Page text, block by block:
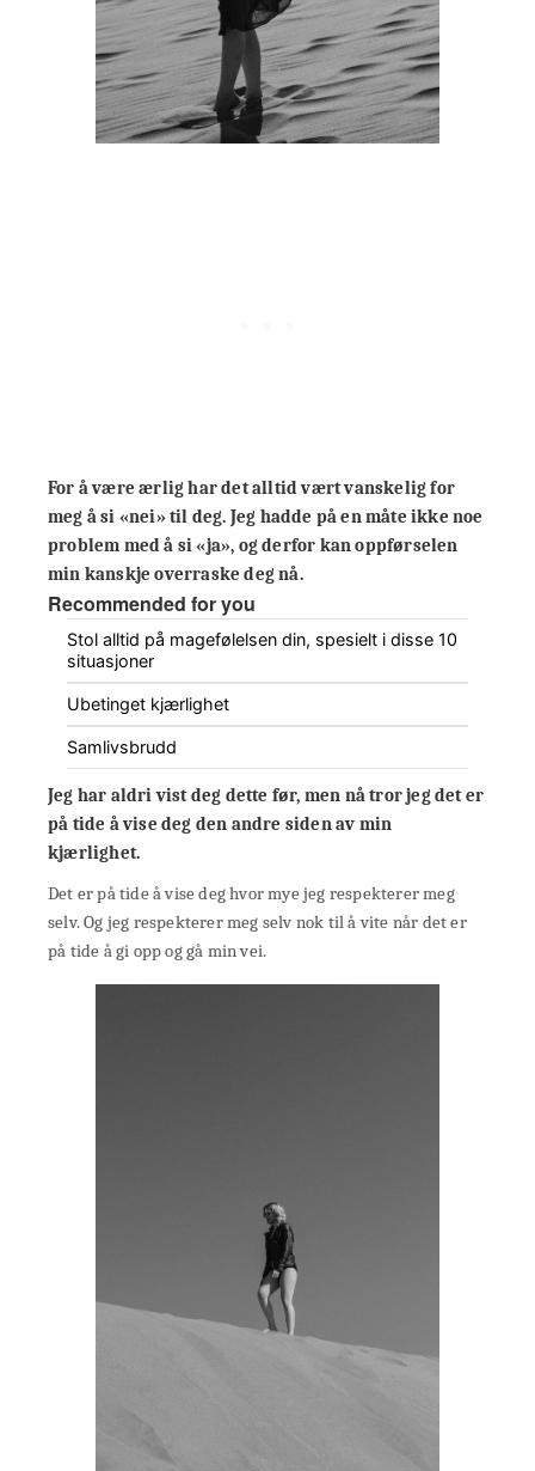
For å være ærlig har det alltid vært vanskelig for
meg å si «nei» til deg. Jeg hadde på en måte ikke noe
problem med å si «ja», og derfor kan oppførselen
min kanskje overraske deg nå.
Recommended for you
Stol alltid på magefølelsen din, spesielt i disse 10
situasjoner
Ubetinget kjærlighet
Samlivsbrudd
Jeg har aldri vist deg dette før, men nå tror jeg det er
på tide å vise deg den andre siden av min
kjærlighet.
Det er på tide å vise deg hvor mye jeg respekterer meg
selv. Og jeg respekterer meg selv nok til å vite når det er
på tide å gi opp og gå min vei.